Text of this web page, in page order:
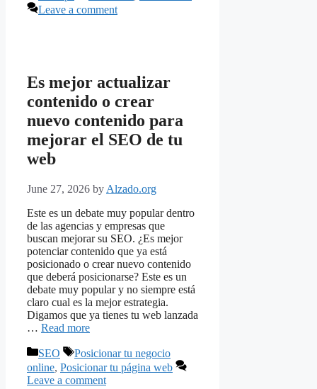
Leave a comment
Es mejor actualizar
contenido o crear
nuevo contenido para
mejorar el SEO de tu
web
June 27, 2026 by Alzado.org
Este es un debate muy popular dentro
de las agencias y empresas que
buscan mejorar su SEO. ¿Es mejor
potenciar contenido que ya está
posicionado o crear nuevo contenido
que deberá posicionarse? Este es un
debate muy popular y no siempre está
claro cual es la mejor estrategia.
Digamos que ya tienes tu web lanzada
… Read more
Categories
SEO Tags
Posicionar tu negocio
online, Posicionar tu página web
Leave a comment